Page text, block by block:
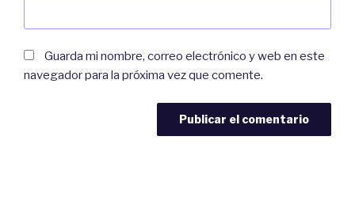
Guarda mi nombre, correo electrónico y web en este
navegador para la próxima vez que comente.